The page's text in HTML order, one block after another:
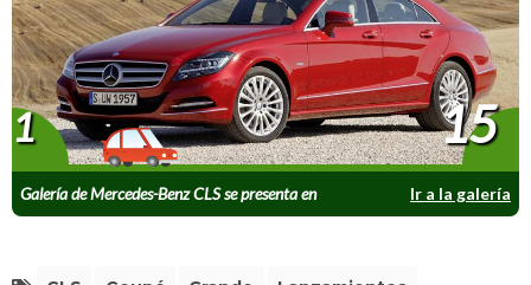
Galería de Mercedes-Benz CLS se presenta en
Argentina
Ir a la galería
1 15